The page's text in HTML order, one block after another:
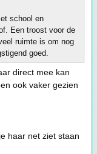
school en
Een troost voor de
ruimte is om nog
goed.
direct mee kan
ook vaker gezien
haar net ziet staan